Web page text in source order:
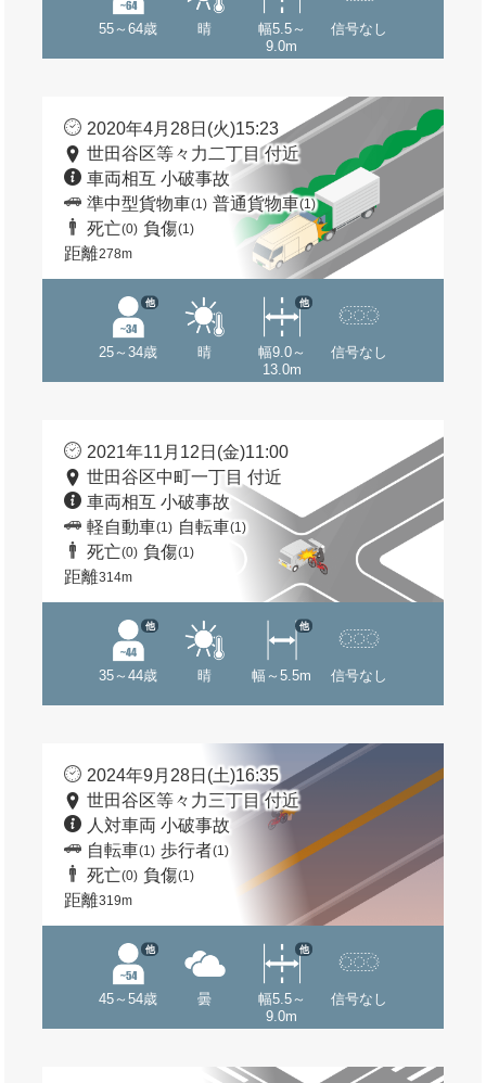
55～64歳 晴
幅5.5～
9.0m
信号なし
2020年4月28日(火)15:23
世田谷区等々力二丁目 付近
車両相互 小破事故
準中型貨物車(1) 普通貨物車(1)
死亡(0) 負傷(1)
距離278m
25～34歳
他
晴
幅9.0～
13.0m
他
信号なし
2021年11月12日(金)11:00
世田谷区中町一丁目 付近
車両相互 小破事故
軽自動車(1) 自転車(1)
死亡(0) 負傷(1)
距離314m
35～44歳
他
晴 幅～5.5m
他
信号なし
2024年9月28日(土)16:35
世田谷区等々力三丁目 付近
人対車両 小破事故
自転車(1) 歩行者(1)
死亡(0) 負傷(1)
距離319m
45～54歳
他
曇
幅5.5～
9.0m
他
信号なし